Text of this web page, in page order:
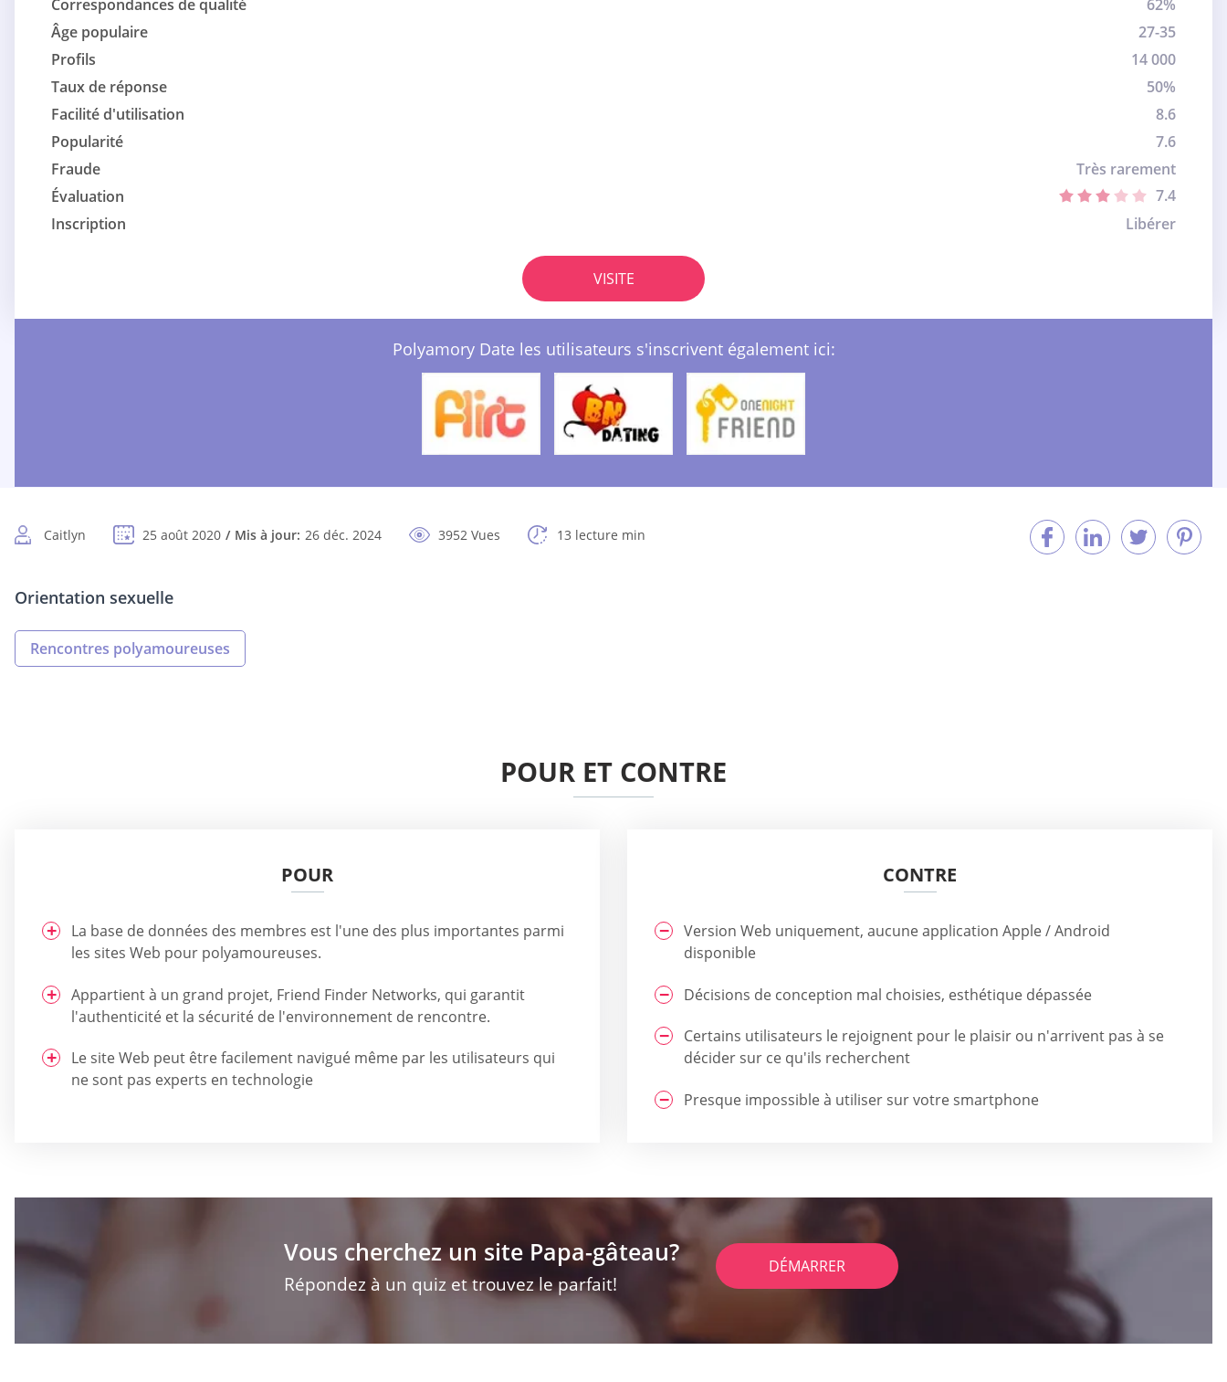
Correspondances de qualité
62%
Âge populaire
27-35
Profils
14 000
Taux de réponse
50%
Facilité d'utilisation
8.6
Popularité
7.6
Fraude
Très rarement
Évaluation
7.4
Inscription
Libérer
VISITE
Polyamory Date les utilisateurs s'inscrivent également ici:
Caitlyn 25 août 2020 Mis à jour: 26 déc. 2024 3952 Vues 13 lecture min
Orientation sexuelle
Rencontres polyamoureuses
POUR ET CONTRE
POUR
La base de données des membres est l'une des plus importantes parmi
les sites Web pour polyamoureuses.
Appartient à un grand projet, Friend Finder Networks, qui garantit
l'authenticité et la sécurité de l'environnement de rencontre.
Le site Web peut être facilement navigué même par les utilisateurs qui
ne sont pas experts en technologie
CONTRE
Version Web uniquement, aucune application Apple / Android
disponible
Décisions de conception mal choisies, esthétique dépassée
Certains utilisateurs le rejoignent pour le plaisir ou n'arrivent pas à se
décider sur ce qu'ils recherchent
Presque impossible à utiliser sur votre smartphone
Vous cherchez un site Papa-gâteau?
Répondez à un quiz et trouvez le parfait!
DÉMARRER